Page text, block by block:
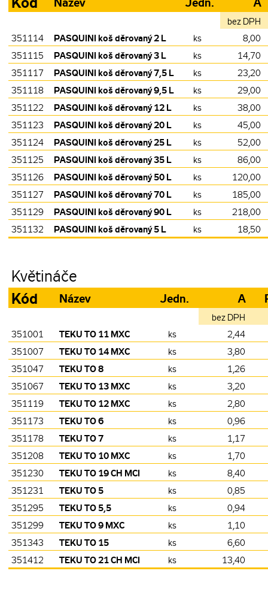
Kód Název Jedn. A
bez DPH
351114 PASQUINI koš děrovaný 2 L ks
8,00
351115
PASQUINI koš děrovaný 3 L ks
14,70
351117
PASQUINI koš děrovaný 7,5 L ks
23,20
351118
PASQUINI koš děrovaný 9,5 L ks
29,00
351122
PASQUINI koš děrovaný 12 L ks
38,00
351123
PASQUINI koš děrovaný 20 L ks
45,00
351124
PASQUINI koš děrovaný 25 L ks
52,00
351125
PASQUINI koš děrovaný 35 L ks
86,00
351126
PASQUINI koš děrovaný 50 L ks
120,00
351127
PASQUINI koš děrovaný 70 L ks
185,00
351129
PASQUINI koš děrovaný 90 L ks
218,00
351132
PASQUINI koš děrovaný 5 L ks 18,50
Květináče
Kód Název Jedn. A
bez DPH
351001 TEKU TO 11 MXC ks
2,44
351007
TEKU TO 14 MXC ks
3,80
351047
TEKU TO 8 ks
1,26
351067
TEKU TO 13 MXC ks
3,20
351119
TEKU TO 12 MXC ks
2,80
351173
TEKU TO 6 ks
0,96
351178
TEKU TO 7 ks
1,17
351208
TEKU TO 10 MXC ks
1,70
351230
TEKU TO 19 CH MCI ks
8,40
351231
TEKU TO 5 ks
0,85
351295
TEKU TO 5,5 ks
0,94
351299
TEKU TO 9 MXC ks
1,10
351343
TEKU TO 15 ks
6,60
351412
TEKU TO 21 CH MCI ks 13,40